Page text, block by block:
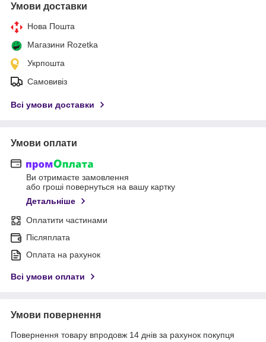
Умови доставки
Нова Пошта
Магазини Rozetka
Укрпошта
Самовивіз
Всі умови доставки
Умови оплати
Ви отримаєте замовлення
або гроші повернуться на вашу картку
Детальніше
Оплатити частинами
Післяплата
Оплата на рахунок
Всі умови оплати
Умови повернення
Повернення товару впродовж 14 днів за рахунок покупця